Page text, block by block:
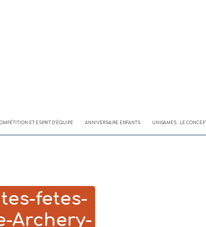
ET ESPRIT D’ÉQUIPE ANNIVERSAIRE ENFANTS UNIGAMES : LE CONCEPT
fetes-
Archery-